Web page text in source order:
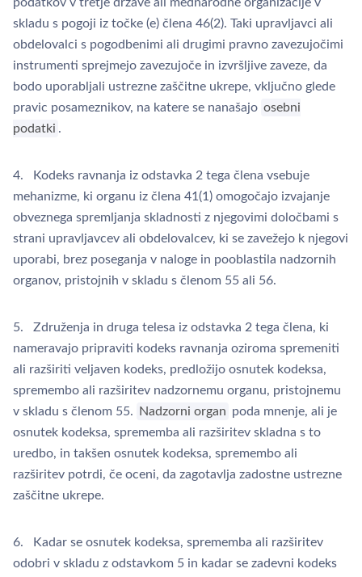
skladu s pogoji iz točke (e) člena 46(2). Taki upravljavci ali
obdelovalci s pogodbenimi ali drugimi pravno zavezujočimi
instrumenti sprejmejo zavezujoče in izvršljive zaveze, da
bodo uporabljali ustrezne zaščitne ukrepe, vključno glede
pravic posameznikov, na katere se nanašajo osebni
podatki .
4. Kodeks ravnanja iz odstavka 2 tega člena vsebuje
mehanizme, ki organu iz člena 41(1) omogočajo izvajanje
obveznega spremljanja skladnosti z njegovimi določbami s
strani upravljavcev ali obdelovalcev, ki se zavežejo k njegovi
uporabi, brez poseganja v naloge in pooblastila nadzornih
organov, pristojnih v skladu s členom 55 ali 56.
5. Združenja in druga telesa iz odstavka 2 tega člena, ki
nameravajo pripraviti kodeks ravnanja oziroma spremeniti
ali razširiti veljaven kodeks, predložijo osnutek kodeksa,
spremembo ali razširitev nadzornemu organu, pristojnemu
v skladu s členom 55.
Nadzorni organ poda mnenje, ali je
osnutek kodeksa, sprememba ali razširitev skladna s to
uredbo, in takšen osnutek kodeksa, spremembo ali
razširitev potrdi, če oceni, da zagotavlja zadostne ustrezne
zaščitne ukrepe.
6. Kadar se osnutek kodeksa, sprememba ali razširitev
odobri v skladu z odstavkom 5 in kadar se zadevni kodeks